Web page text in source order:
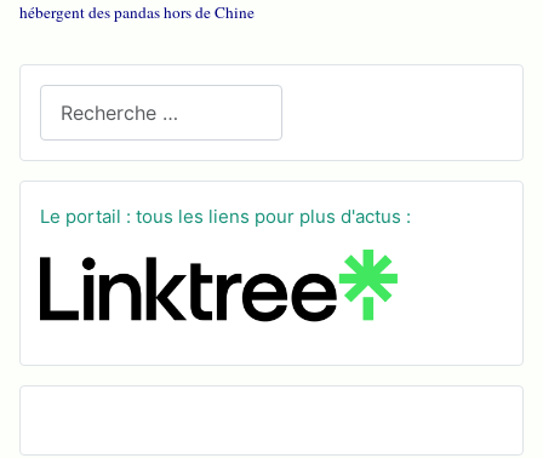
Le portail : tous les liens pour plus d'actus :
hébergent des pandas hors de Chine